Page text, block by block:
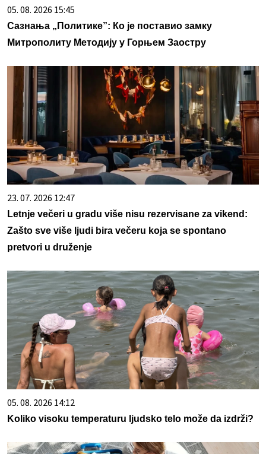
05. 08. 2026 15:45
Сазнања „Политике”: Ко је поставио замку
Митрополиту Методију у Горњем Заостру
23. 07. 2026 12:47
Letnje večeri u gradu više nisu rezervisane za vikend:
Zašto sve više ljudi bira večeru koja se spontano
pretvori u druženje
05. 08. 2026 14:12
Koliko visoku temperaturu ljudsko telo može da izdrži?